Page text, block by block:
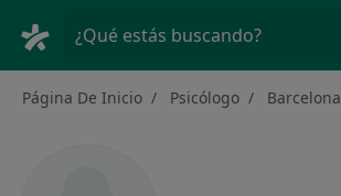
¿Qué estás buscando?
Página De Inicio Psicólogo Barcelona